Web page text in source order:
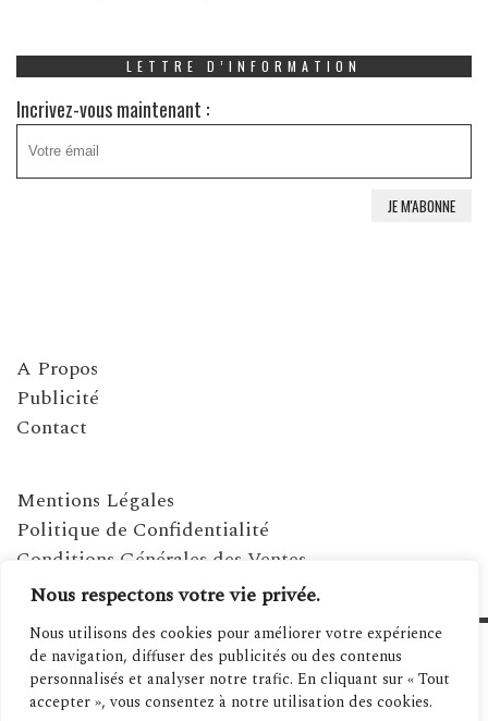
Nous respectons votre vie privée.
Nous utilisons des cookies pour améliorer votre expérience
de navigation, diffuser des publicités ou des contenus
personnalisés et analyser notre trafic. En cliquant sur « Tout
accepter », vous consentez à notre utilisation des cookies.
LETTRE D’INFORMATION
Incrivez-vous maintenant :
A Propos
Publicité
Contact
Mentions Légales
Politique de Confidentialité
Conditions Générales des Ventes